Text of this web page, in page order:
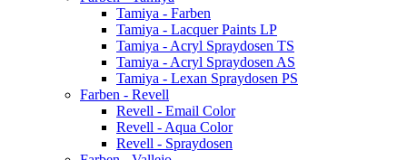
Tamiya - Farben
Tamiya - Lacquer Paints LP
Tamiya - Acryl Spraydosen TS
Tamiya - Acryl Spraydosen AS
Tamiya - Lexan Spraydosen PS
Farben - Revell
Revell - Email Color
Revell - Aqua Color
Revell - Spraydosen